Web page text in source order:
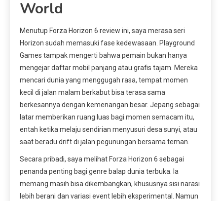
World
Menutup Forza Horizon 6 review ini, saya merasa seri
Horizon sudah memasuki fase kedewasaan. Playground
Games tampak mengerti bahwa pemain bukan hanya
mengejar daftar mobil panjang atau grafis tajam. Mereka
mencari dunia yang menggugah rasa, tempat momen
kecil di jalan malam berkabut bisa terasa sama
berkesannya dengan kemenangan besar. Jepang sebagai
latar memberikan ruang luas bagi momen semacam itu,
entah ketika melaju sendirian menyusuri desa sunyi, atau
saat beradu drift di jalan pegunungan bersama teman.
Secara pribadi, saya melihat Forza Horizon 6 sebagai
penanda penting bagi genre balap dunia terbuka. Ia
memang masih bisa dikembangkan, khususnya sisi narasi
lebih berani dan variasi event lebih eksperimental. Namun